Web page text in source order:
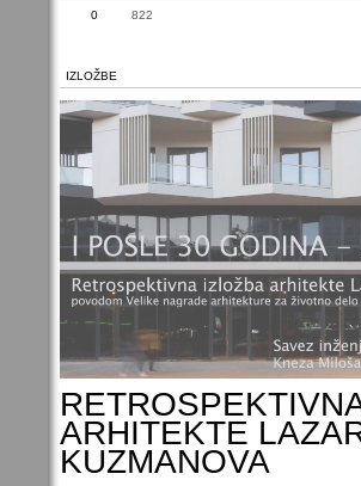
0 822
IZLOŽBE
ARHITEKTE
KUZMANOVA